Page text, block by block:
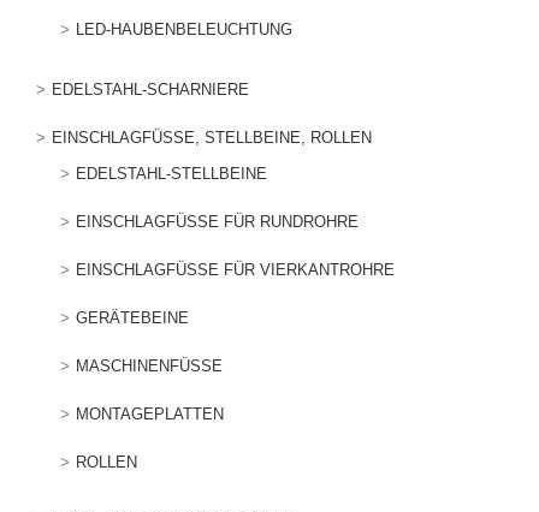
LED-HAUBENBELEUCHTUNG
EDELSTAHL-SCHARNIERE
EINSCHLAGFÜSSE, STELLBEINE, ROLLEN
EDELSTAHL-STELLBEINE
EINSCHLAGFÜSSE FÜR RUNDROHRE
EINSCHLAGFÜSSE FÜR VIERKANTROHRE
GERÄTEBEINE
MASCHINENFÜSSE
MONTAGEPLATTEN
ROLLEN